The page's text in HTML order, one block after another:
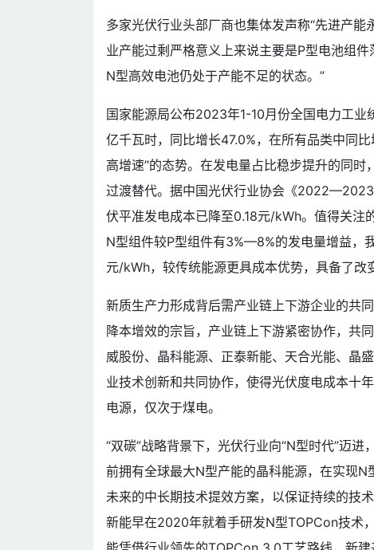
多家光伏行业头部厂商也集体发声称“先进产
业产能过剩严格意义上来说主要是P型电池组
N型高效电池仍处于产能不足的状态。”
国家能源局公布2023年1-10月份全国电力工
亿千瓦时，同比增长47.0%，在所有品类中同
高增速”的态势。在发电量占比稳步提升的同
过渡替代。据中国光伏行业协会《
伏平准发电成本已降至0.18元/kWh。值得关注
N型组件较P型组件有3%—8%的发电量增益，
元/kWh，较传统能源更具成本优势，具备了改
新质生产力形成背后需产业链上下游企业的共
降本增效的宗旨，产业链上下游紧密协作，共
威股份、晶科能源、正泰新能、天合光能、晶
业技术创新和共同协作，使得光伏度电成本十
电源，仅次于煤电。
“双碳”战略背景下，光伏行业向“N型时代”迈
前拥有全球最大N型产能的晶科能源，在实现
未来的中长期技术提效方案，以保证持续的技
新能早在2020年就着手研发N型TOPCon技术